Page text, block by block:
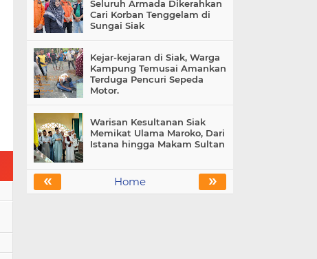
Seluruh Armada Dikerahkan
Cari Korban Tenggelam di
Sungai Siak
Kejar-kejaran di Siak, Warga
Kampung Temusai Amankan
Terduga Pencuri Sepeda
Motor.
Warisan Kesultanan Siak
Memikat Ulama Maroko, Dari
Istana hingga Makam Sultan
« »
Home